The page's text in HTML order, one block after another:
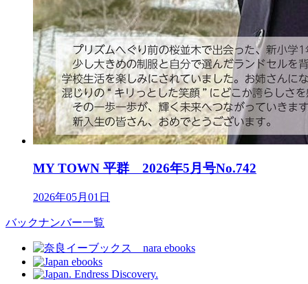
MY TOWN 平群 2026年5月号No.742
2026年05月01日
バックナンバー一覧